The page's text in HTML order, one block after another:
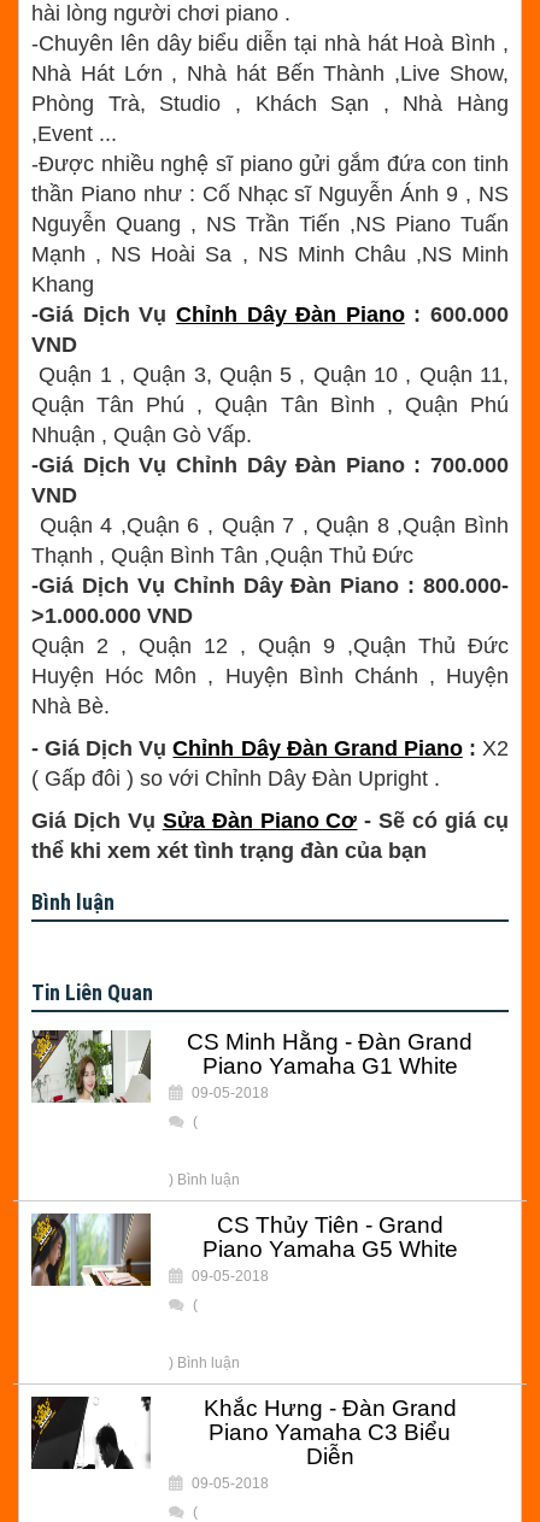
hài lòng người chơi piano .
-Chuyên lên dây biểu diễn tại nhà hát Hoà Bình ,
Nhà Hát Lớn , Nhà hát Bến Thành ,Live Show,
Phòng Trà, Studio , Khách Sạn , Nhà Hàng
,Event ...
-Được nhiều nghệ sĩ piano gửi gắm đứa con tinh
thần Piano như : Cố Nhạc sĩ Nguyễn Ánh 9 , NS
Nguyễn Quang , NS Trần Tiến ,NS Piano Tuấn
Mạnh , NS Hoài Sa , NS Minh Châu ,NS Minh
Khang
-Giá Dịch Vụ Chỉnh Dây Đàn Piano: 600.000
VND
Quận 1 , Quận 3, Quận 5 , Quận 10 , Quận 11,
Quận Tân Phú , Quận Tân Bình , Quận Phú
Nhuận , Quận Gò Vấp.
-Giá Dịch Vụ Chỉnh Dây Đàn Piano : 700.000
VND
Quận 4 ,Quận 6 , Quận 7 , Quận 8 ,Quận Bình
Thạnh , Quận Bình Tân ,Quận Thủ Đức
-Giá Dịch Vụ Chỉnh Dây Đàn Piano : 800.000-
>1.000.000 VND
Quận 2 , Quận 12 , Quận 9 ,Quận Thủ Đức
Huyện Hóc Môn , Huyện Bình Chánh , Huyện
Nhà Bè.
- Giá Dịch VụChỉnh Dây Đàn Grand Piano: X2
( Gấp đôi ) so với Chỉnh Dây Đàn Upright .
Giá Dịch Vụ Sửa Đàn Piano Cơ - Sẽ có giá cụ
thể khi xem xét tình trạng đàn của bạn
Bình luận
Tin Liên Quan
CS Minh Hằng - Đàn Grand
Piano Yamaha G1 White
09-05-2018
(
) Bình luận
CS Thủy Tiên - Grand
Piano Yamaha G5 White
09-05-2018
(
) Bình luận
Khắc Hưng - Đàn Grand
Piano Yamaha C3 Biểu
Diễn
09-05-2018
(